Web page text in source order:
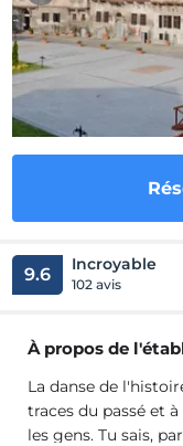
9.6 Incroyable
102 avis
À propos de
La danse de
traces du passé et
les gens. Tu sais,